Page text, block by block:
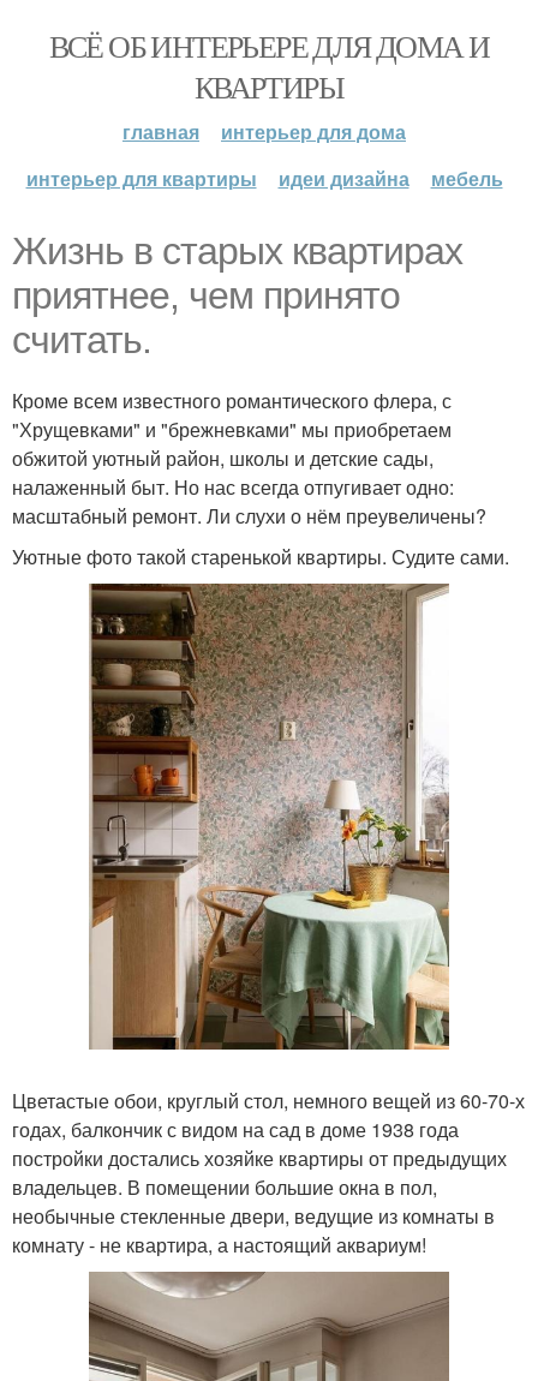
ВСЁ ОБ ИНТЕРЬЕРЕ ДЛЯ ДОМА И
КВАРТИРЫ
главная
интерьер для дома
интерьер для квартиры
идеи дизайна мебель
Жизнь в старых квартирах
приятнее, чем принято
считать.
Кроме всем известного романтического флера, с
"Хрущевками" и "брежневками" мы приобретаем
обжитой уютный район, школы и детские сады,
налаженный быт. Но нас всегда отпугивает одно:
масштабный ремонт. Ли слухи о нём преувеличены?
Уютные фото такой старенькой квартиры. Судите сами.
Цветастые обои, круглый стол, немного вещей из 60-70-х
годах, балкончик с видом на сад в доме 1938 года
постройки достались хозяйке квартиры от предыдущих
владельцев. В помещении большие окна в пол,
необычные стекленные двери, ведущие из комнаты в
комнату - не квартира, а настоящий аквариум!